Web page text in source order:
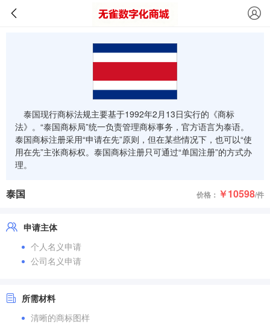
泰国现行商标法规主要基于1992年2月13日实行的《商标
法》。“泰国商标局”统一负责管理商标事务，官方语言为泰语。
泰国商标注册采用“申请在先”原则，但在某些情况下，也可以“使
用在先”主张商标权。泰国商标注册只可通过“单国注册”的方式办
理。
泰国 价格： ￥10598/件
申请主体
个人名义申请
公司名义申请
所需材料
清晰的商标图样